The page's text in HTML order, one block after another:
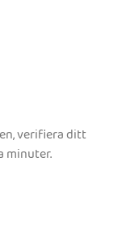
verifiera ditt
minuter.